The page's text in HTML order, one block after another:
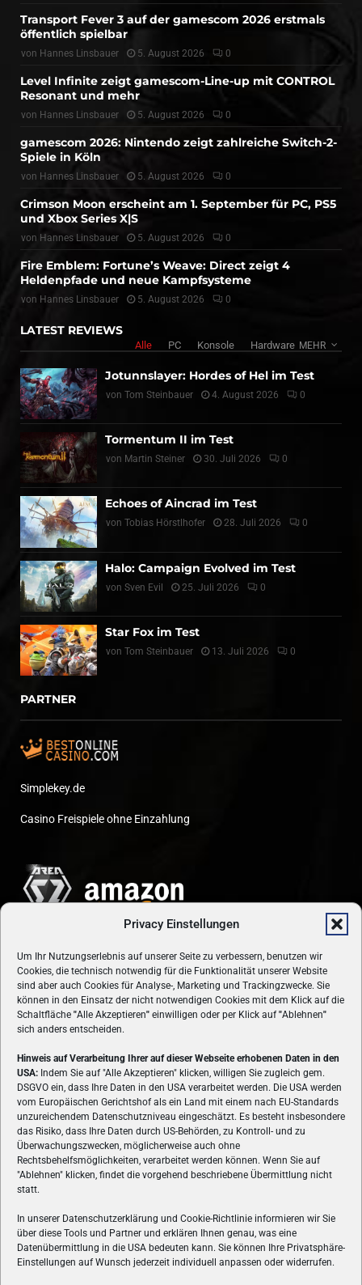
Privacy Einstellungen
Um Ihr Nutzungserlebnis auf unserer Seite zu verbessern, benutzen wir
Cookies, die technisch notwendig für die Funktionalität unserer Website
sind aber auch Cookies für Analyse-, Marketing und Trackingzwecke. Sie
können in den Einsatz der nicht notwendigen Cookies mit dem Klick auf die
Schaltfläche "Alle Akzeptieren" einwilligen oder per Klick auf"Ablehnen"
sich anders entscheiden.
Hinweis auf Verarbeitung Ihrer auf dieser Webseite erhobenen Daten in den
USA: Indem Sie auf "Alle Akzeptieren" klicken, willigen Sie zugleich gem.
DSGVO ein, dass Ihre Daten in den USA verarbeitet werden. Die USA werden
vom Europäischen Gerichtshof als ein Land mit einem nach EU-Standards
unzureichendem Datenschutzniveau eingeschätzt. Es besteht insbesondere
das Risiko, dass Ihre Daten durch US-Behörden, zu Kontroll- und zu
Überwachungszwecken, möglicherweise auch ohne
Rechtsbehelfsmöglichkeiten, verarbeitet werden können. Wenn Sie auf
"Ablehnen" klicken, findet die vorgehend beschriebene Übermittlung nicht
statt.
In unserer Datenschutzerklärung und Cookie-Richtlinie informieren wir Sie
über diese Tools und Partner und erklären Ihnen genau, was eine
Datenübermittlung in die USA bedeuten kann. Sie können Ihre Privatsphäre-
Einstellungen auf Wunsch jederzeit individuell anpassen oder widerrufen.
Transport Fever 3 auf der gamescom 2026 erstmals
öffentlich spielbar
von Hannes Linsbauer 5. August 2026 0
Level Infinite zeigt gamescom-Line-up mit CONTROL
Resonant und mehr
von Hannes Linsbauer 5. August 2026 0
gamescom 2026: Nintendo zeigt zahlreiche Switch-2-
Spiele in Köln
von Hannes Linsbauer 5. August 2026 0
Crimson Moon erscheint am 1. September für PC, PS5
und Xbox Series X|S
von Hannes Linsbauer 5. August 2026 0
Fire Emblem: Fortune’s Weave: Direct zeigt 4
Heldenpfade und neue Kampfsysteme
von Hannes Linsbauer 5. August 2026 0
LATEST REVIEWS
Alle PC Konsole Hardware MEHR
Jotunnslayer: Hordes of Hel im Test
von Tom Steinbauer 4. August 2026 0
Tormentum II im Test
von Martin Steiner 30. Juli 2026 0
Echoes of Aincrad im Test
von Tobias Hörstlhofer 28. Juli 2026 0
Halo: Campaign Evolved im Test
von Sven Evil 25. Juli 2026 0
Star Fox im Test
von Tom Steinbauer 13. Juli 2026 0
PARTNER
Simplekey.de
Casino Freispiele ohne Einzahlung
ÜBER UNS
VON GAMERN, FÜR GAMER! Gamers.at ist das älteste Online-
Spielemagazin Österreichs und bringt täglich aktuelle News,
Reviews und Videos zu PC- und Konsolenspielen, Gaming-
Hardware und aus der Welt des e-Sport's.
FOLGE UNS